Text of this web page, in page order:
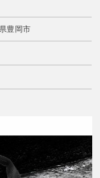
豊岡市